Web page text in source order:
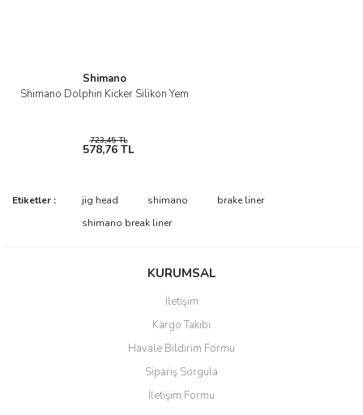
Shimano
Shimano Dolphin Kicker Silikon Yem
723,45 TL
578,76 TL
Etiketler : jig head shimano
brake liner
shimano break liner
KURUMSAL
İletişim
Kargo Takibi
Havale Bildirim Formu
Sipariş Sorgula
İletişim Formu